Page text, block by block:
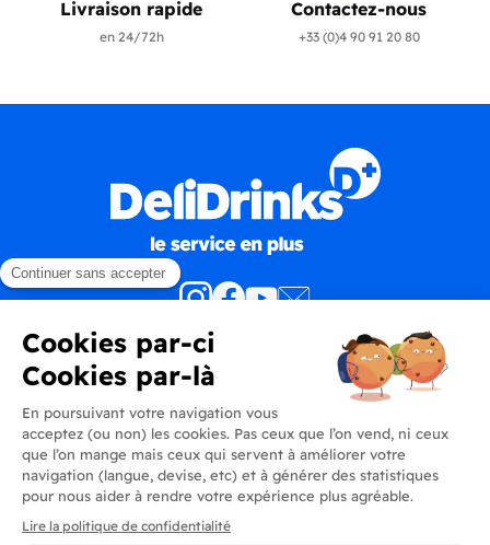
Livraison rapide
en 24/72h
Contactez-nous
+33 (0)4 90 91 20 80
Produits
En savoir plus
Informations